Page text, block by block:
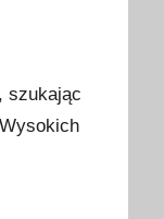
szukając